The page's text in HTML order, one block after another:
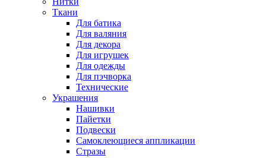
Ткани
Для батика
Для валяния
Для декора
Для игрушек
Для одежды
Для пэчворка
Технические
Украшения
Нашивки
Пайетки
Подвески
Самоклеющиеся аппликации
Стразы